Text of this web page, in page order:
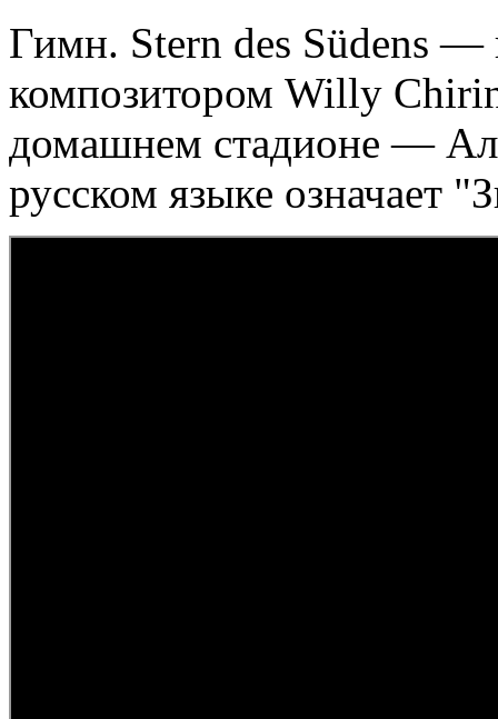
Гимн. Stern des Südens —
композитором Willy
домашнем стадионе —
русском языке означает